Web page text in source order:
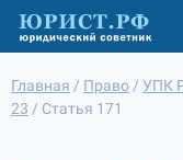
Главная / Право / УПК
23 / Статья 171